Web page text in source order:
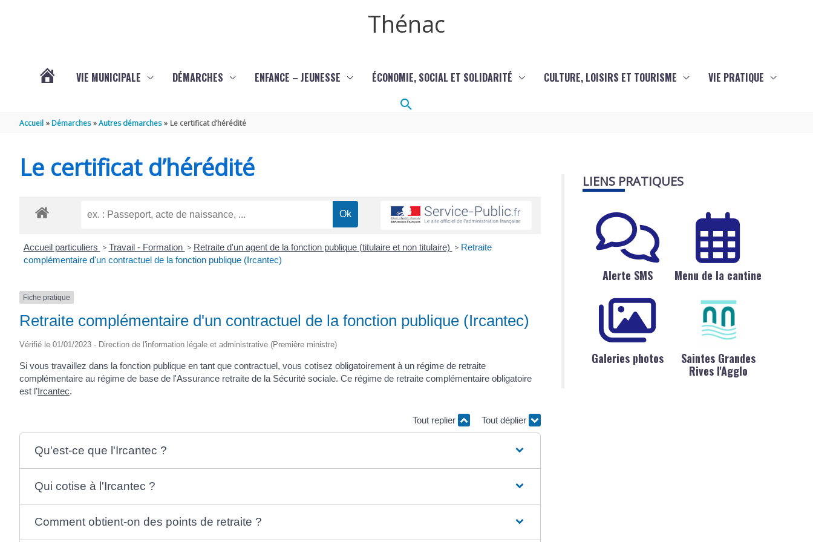
Thénac
THÉNAC
VIE MUNICIPALE DÉMARCHES ENFANCE – JEUNESSE ÉCONOMIE, SOCIAL ET SOLIDARITÉ CULTURE, LOISIRS ET TOURISME VIE PRATIQUE
Rechercher
Accueil Démarches Autres démarches Le certificat d’hérédité
Le certificat d’hérédité
Accueil particuliers > Travail - Formation > Retraite d'un agent de la fonction publique (titulaire et non titulaire) > Retraite
complémentaire d'un contractuel de la fonction publique (Ircantec)
Fiche pratique
Retraite complémentaire d'un contractuel de la fonction publique (Ircantec)
Vérifié le 01/01/2023 - Direction de l'information légale et administrative (Première ministre)
Si vous travaillez dans la fonction publique en tant que contractuel, vous cotisez obligatoirement à un régime de retraite
complémentaire au régime de base de l'Assurance retraite de la Sécurité sociale. Ce régime de retraite complémentaire obligatoire
est l’Ircantec.
Tout replier Tout déplier
Qu'est-ce que l'Ircantec ?
Qui cotise à l'Ircantec ?
Comment obtient-on des points de retraite ?
LIENS PRATIQUES
Alerte SMS Menu de la cantine
Galeries photos
Saintes Grandes
Rives l'Agglo